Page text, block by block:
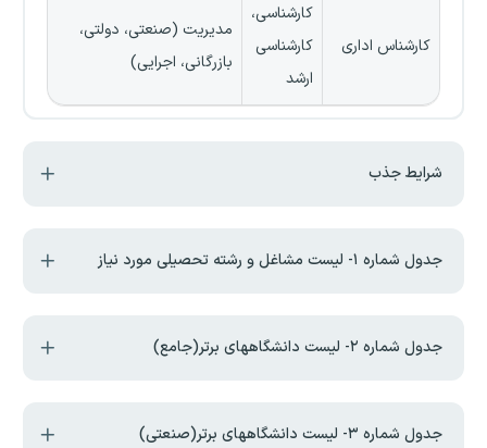
کارشناس اداری
کارشناسی،
کارشناسی
ارشد
مدیریت (صنعتی، دولتی،
بازرگانی، اجرایی)
شرایط جذب
جدول شماره ۱- لیست مشاغل و رشته تحصیلی مورد نیاز
جدول شماره ۲- لیست دانشگاههای برتر(جامع)
جدول شماره ۳- لیست دانشگاههای برتر(صنعتی)